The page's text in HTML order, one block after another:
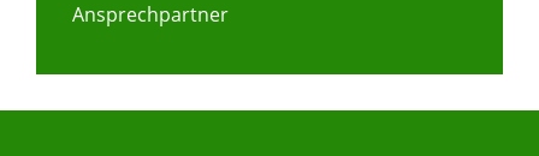
Ansprechpartner